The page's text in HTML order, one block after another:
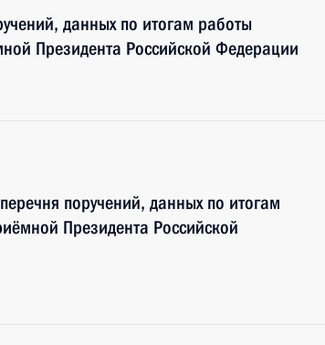
данных по итогам работы
Президента Российской Федерации
поручений, данных по итогам
Президента Российской